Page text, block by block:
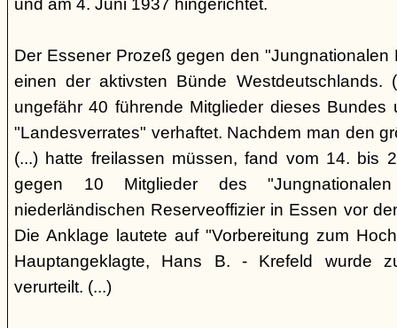
und am 4. Juni 1937 hingerichtet.
Der Essener Prozeß gegen den "Jungnationalen
einen der aktivsten Bünde Westdeutschlands.
ungefähr 40 führende Mitglieder dieses Bundes
"Landesverrates" verhaftet. Nachdem man den
(...) hatte freilassen müssen, fand vom 14. bis
gegen 10 Mitglieder des
niederländischen Reserveoffizier in Essen vor
Die Anklage lautete auf "Vorbereitung zum
Hauptangeklagte, Hans B. - Krefeld wurde
verurteilt. (...)